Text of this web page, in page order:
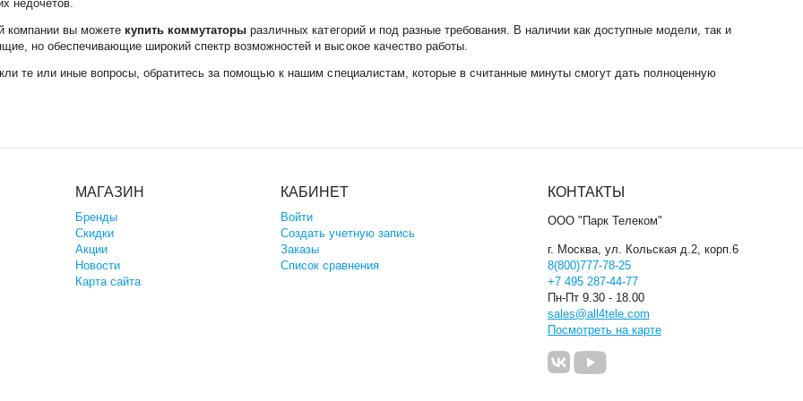
недочетов.
компании вы можете купить коммутаторы различных категорий и под разные требования. В наличии как доступные модели, так и
но обеспечивающие широкий спектр возможностей и высокое качество работы.
те или иные вопросы, обратитесь за помощью к нашим специалистам, которые в считанные минуты смогут дать полноценную
МАГАЗИН
Бренды
Скидки
Акции
Новости
Карта сайта
КАБИНЕТ
Войти
Создать учетную запись
Заказы
Список сравнения
КОНТАКТЫ
ООО "Парк Телеком"
г. Москва, ул. Кольская д.2, корп.6
8(800)777-78-25
+7 495 287-44-77
Пн-Пт 9.30 - 18.00
sales@all4tele.com
Посмотреть на карте